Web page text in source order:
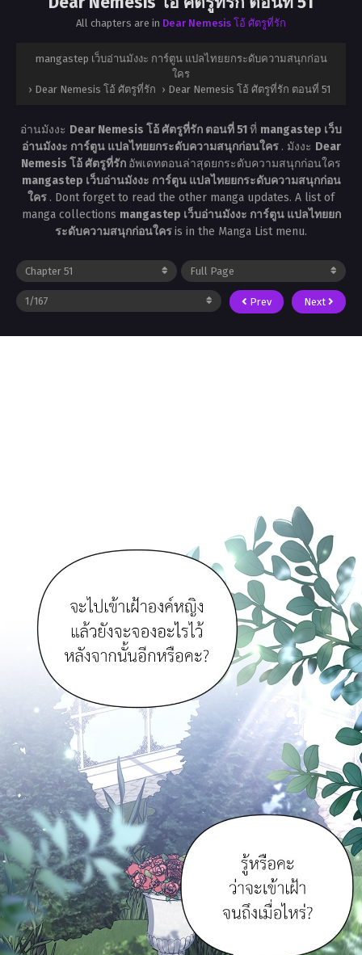
All chapters are in Dear Nemesis โอ้ ศัตรูที่รัก
mangastep เว็บอ่านมังงะ การ์ตูน แปลไทยยกระดับความสนุกก่อน
ใคร
› Dear Nemesis โอ้ ศัตรูที่รัก › Dear Nemesis โอ้ ศัตรูที่รัก ตอนที่ 51
อ่านมังงะ Dear Nemesis โอ้ ศัตรูที่รัก ตอนที่ 51ที่ mangastep เว็บ
อ่านมังงะ การ์ตูน แปลไทยยกระดับความสนุกก่อนใคร . มังงะ Dear
Nemesis โอ้ ศัตรูที่รัก อัพเดทตอนล่าสุดยกระดับความสนุกก่อนใคร
mangastep เว็บอ่านมังงะ การ์ตูน แปลไทยยกระดับความสนุกก่อน
ใคร . Dont forget to read the other manga updates. A list of
manga collections mangastep เว็บอ่านมังงะ การ์ตูน แปลไทยยก
ระดับความสนุกก่อนใครis in the Manga List menu.
Prev Next